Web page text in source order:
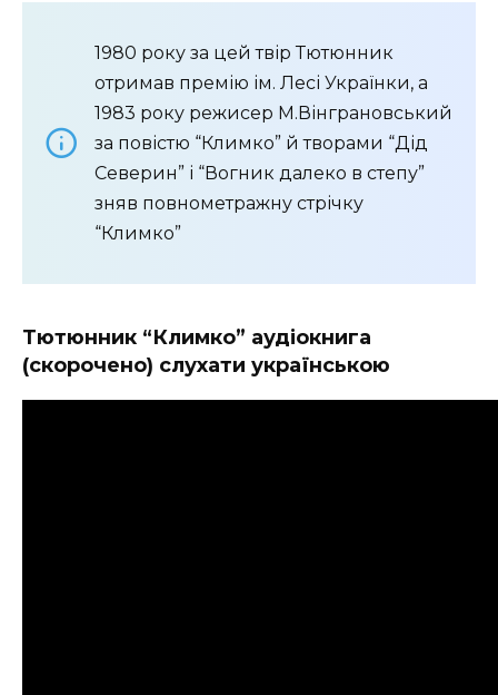
1980 року за цей твір Тютюнник
отримав премію ім. Лесі Українки, а
1983 року режисер М.Вінграновський
за повістю “Климко” й творами “Дід
Северин” і “Вогник далеко в степу”
зняв повнометражну стрічку
“Климко”
Тютюнник “Климко” аудіокнига
(скорочено) слухати українською